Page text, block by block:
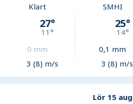
Klart
27°
11°
0 mm
3 (8) m/s
SMHI
25°
14°
0,1 mm
3 (8) m/s
Lör 15 aug